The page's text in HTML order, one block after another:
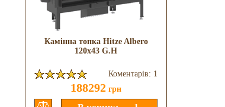
Камінна топка Hitze Albero
120x43 G.H
Коментарів: 1
188292 грн